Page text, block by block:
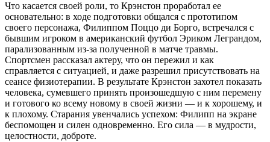
Что касается своей роли, то Крэнстон проработал ее
основательно: в ходе подготовки общался с прототипом
своего персонажа, Филиппом Поццо ди Борго, встречался с
бывшим игроком в американский футбол Эриком Леграндом,
парализованным из-за полученной в матче травмы.
Спортсмен рассказал актеру, что он пережил и как
справляется с ситуацией, и даже разрешил присутствовать на
сеансе физиотерапии. В результате Крэнстон захотел показать
человека, сумевшего принять произошедшую с ним перемену
и готового ко всему новому в своей жизни — и к хорошему, и
к плохому. Старания увенчались успехом: Филипп на экране
беспомощен и силен одновременно. Его сила — в мудрости,
целостности, доброте.